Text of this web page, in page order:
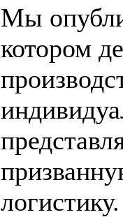
Мы
котором
логистику.